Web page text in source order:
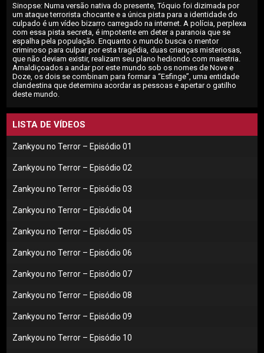
Sinopse: Numa versão nativa do presente, Tóquio foi dizimada por
um ataque terrorista chocante e a única pista para a identidade do
culpado é um vídeo bizarro carregado na internet. A polícia, perplexa
com essa pista secreta, é impotente em deter a paranoia que se
espalha pela população. Enquanto o mundo busca o mentor
criminoso para culpar por esta tragédia, duas crianças misteriosas,
que não deviam existir, realizam seu plano hediondo com maestria.
Amaldiçoados a andar por este mundo sob os nomes de Nove e
Doze, os dois se combinam para formar a “Esfinge”, uma entidade
clandestina que determina acordar as pessoas e apertar o gatilho
deste mundo.
LISTA DE VÍDEOS
Zankyou no Terror – Episódio 01
Zankyou no Terror – Episódio 02
Zankyou no Terror – Episódio 03
Zankyou no Terror – Episódio 04
Zankyou no Terror – Episódio 05
Zankyou no Terror – Episódio 06
Zankyou no Terror – Episódio 07
Zankyou no Terror – Episódio 08
Zankyou no Terror – Episódio 09
Zankyou no Terror – Episódio 10